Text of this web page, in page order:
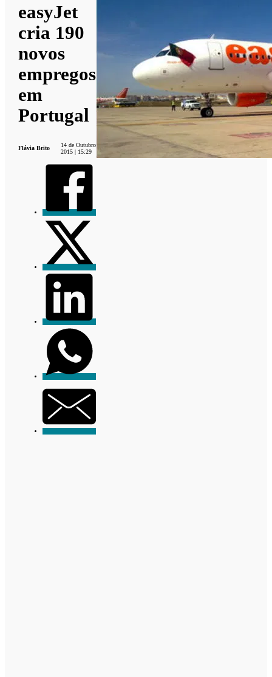
easyJet
cria 190
novos
empregos
em
Portugal
Flávia Brito
14 de Outubro
2015 | 15:29